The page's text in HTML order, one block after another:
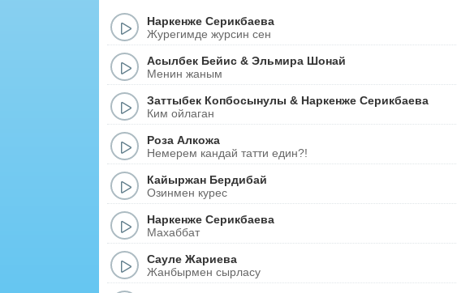
Наркенже Серикбаева
Журегимде журсин сен
Асылбек Бейис & Эльмира Шонай
Менин жаным
Заттыбек Копбосынулы & Наркенже Серикбаева
Ким ойлаган
Роза Алкожа
Немерем кандай татти един?!
Кайыржан Бердибай
Озинмен курес
Наркенже Серикбаева
Махаббат
Сауле Жариева
Жанбырмен сырласу